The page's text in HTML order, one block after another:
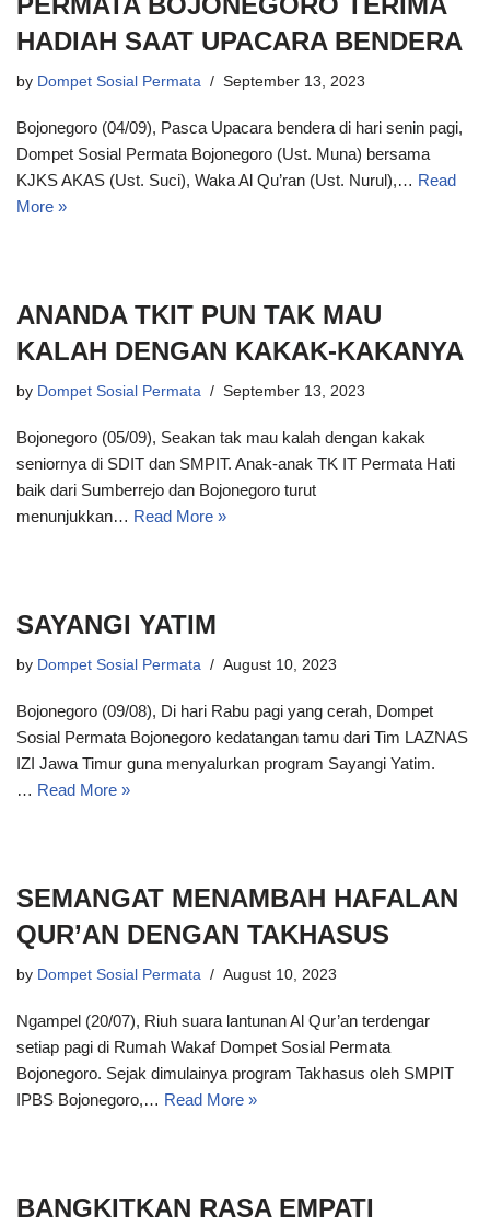
HADIAH SAAT UPACARA BENDERA
by Dompet Sosial Permata September 13, 2023
Bojonegoro (04/09), Pasca Upacara bendera di hari senin pagi,
Dompet Sosial Permata Bojonegoro (Ust. Muna) bersama
KJKS AKAS (Ust. Suci), Waka Al Qu’ran (Ust. Nurul),… Read
More »
ANANDA TKIT PUN TAK MAU
KALAH DENGAN KAKAK-KAKANYA
by Dompet Sosial Permata September 13, 2023
Bojonegoro (05/09), Seakan tak mau kalah dengan kakak
seniornya di SDIT dan SMPIT. Anak-anak TK IT Permata Hati
baik dari Sumberrejo dan Bojonegoro turut
menunjukkan… Read More »
SAYANGI YATIM
by Dompet Sosial Permata August 10, 2023
Bojonegoro (09/08), Di hari Rabu pagi yang cerah, Dompet
Sosial Permata Bojonegoro kedatangan tamu dari Tim LAZNAS
IZI Jawa Timur guna menyalurkan program Sayangi Yatim.
… Read More »
SEMANGAT MENAMBAH HAFALAN
QUR’AN DENGAN TAKHASUS
by Dompet Sosial Permata August 10, 2023
Ngampel (20/07), Riuh suara lantunan Al Qur’an terdengar
setiap pagi di Rumah Wakaf Dompet Sosial Permata
Bojonegoro. Sejak dimulainya program Takhasus oleh SMPIT
IPBS Bojonegoro,… Read More »
BANGKITKAN RASA EMPATI